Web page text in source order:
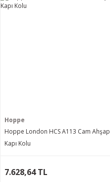
Hoppe
Hoppe London HCS A113 Cam Ahşap
Kapı Kolu
7.628,64 TL